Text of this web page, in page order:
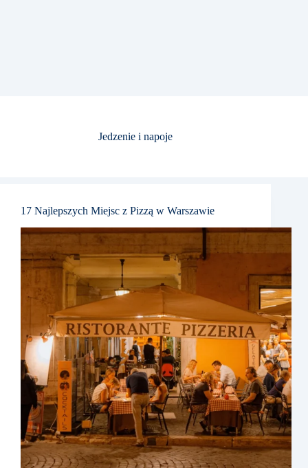
Jedzenie i napoje
17 Najlepszych Miejsc z Pizzą w Warszawie